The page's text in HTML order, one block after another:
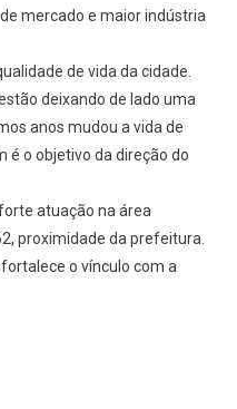
mercado e maior indústria
de vida da cidade.
deixando de lado uma
anos mudou a vida de
é o objetivo da direção do
atuação na área
proximidade da prefeitura.
o vínculo com a